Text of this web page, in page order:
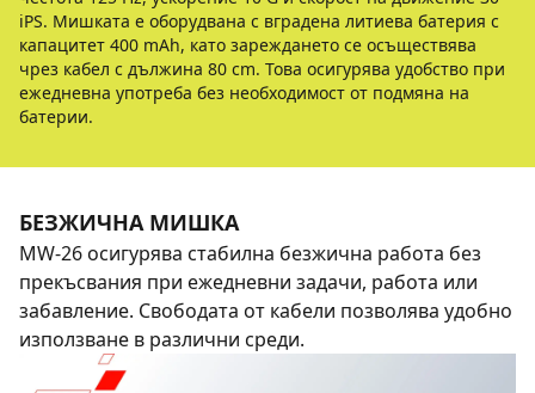
iPS. Мишката е оборудвана с вградена литиева батерия с
капацитет 400 mAh, като зареждането се осъществява
чрез кабел с дължина 80 cm. Това осигурява удобство при
ежедневна употреба без необходимост от подмяна на
батерии.
БЕЗЖИЧНА МИШКА
MW-26 осигурява стабилна безжична работа без
прекъсвания при ежедневни задачи, работа или
забавление. Свободата от кабели позволява удобно
използване в различни среди.